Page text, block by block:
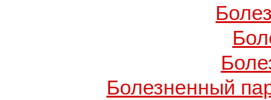
Болезненный